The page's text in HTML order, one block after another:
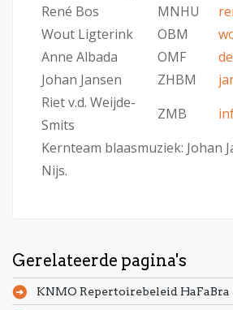
René Bos
MNHU
Wout Ligterink
OBM
Anne Albada
OMF
Johan Jansen
ZHBM
Riet v.d. Weijde-
Smits
ZMB
Kernteam blaasmuziek: Johan
Nijs.
Gerelateerde pagina's
KNMO Repertoirebeleid HaFaBra